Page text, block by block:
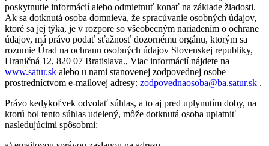
poskytnutie informácií alebo odmietnuť konať na základe žiadosti.
Ak sa dotknutá osoba domnieva, že spracúvanie osobných údajov,
ktoré sa jej týka, je v rozpore so všeobecným nariadením o ochrane
údajov, má právo podať sťažnosť dozornému orgánu, ktorým sa
rozumie Úrad na ochranu osobných údajov Slovenskej republiky,
Hraničná 12, 820 07 Bratislava., Viac informácií nájdete na
www.satur.sk alebo u nami stanovenej zodpovednej osobe
prostredníctvom e-mailovej adresy: zodpovednaosoba@ba.satur.sk .
Právo kedykoľvek odvolať súhlas, a to aj pred uplynutím doby, na
ktorú bol tento súhlas udelený, môže dotknutá osoba uplatniť
nasledujúcimi spôsobmi: